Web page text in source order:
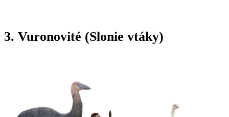
3. Vuronovité (Slonie vtáky)